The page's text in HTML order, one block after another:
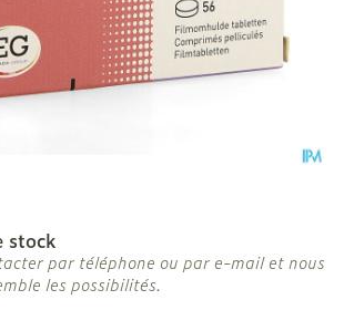
stock
par téléphone ou par e-mail et nous
les possibilités.